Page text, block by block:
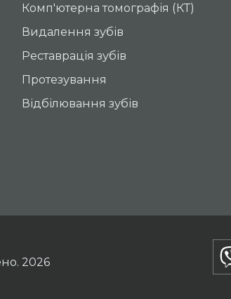
Комп'ютерна томографія (КТ)
Видалення зубів
Реставрація зубів
Протезування
Відбілювання зубів
2026